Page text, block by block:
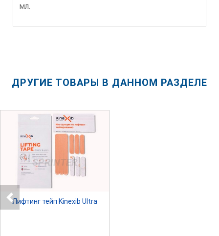
мл.
ДРУГИЕ ТОВАРЫ В ДАННОМ РАЗДЕЛЕ
SPRINTER
Лифтинг тейп Kinexib Ultra